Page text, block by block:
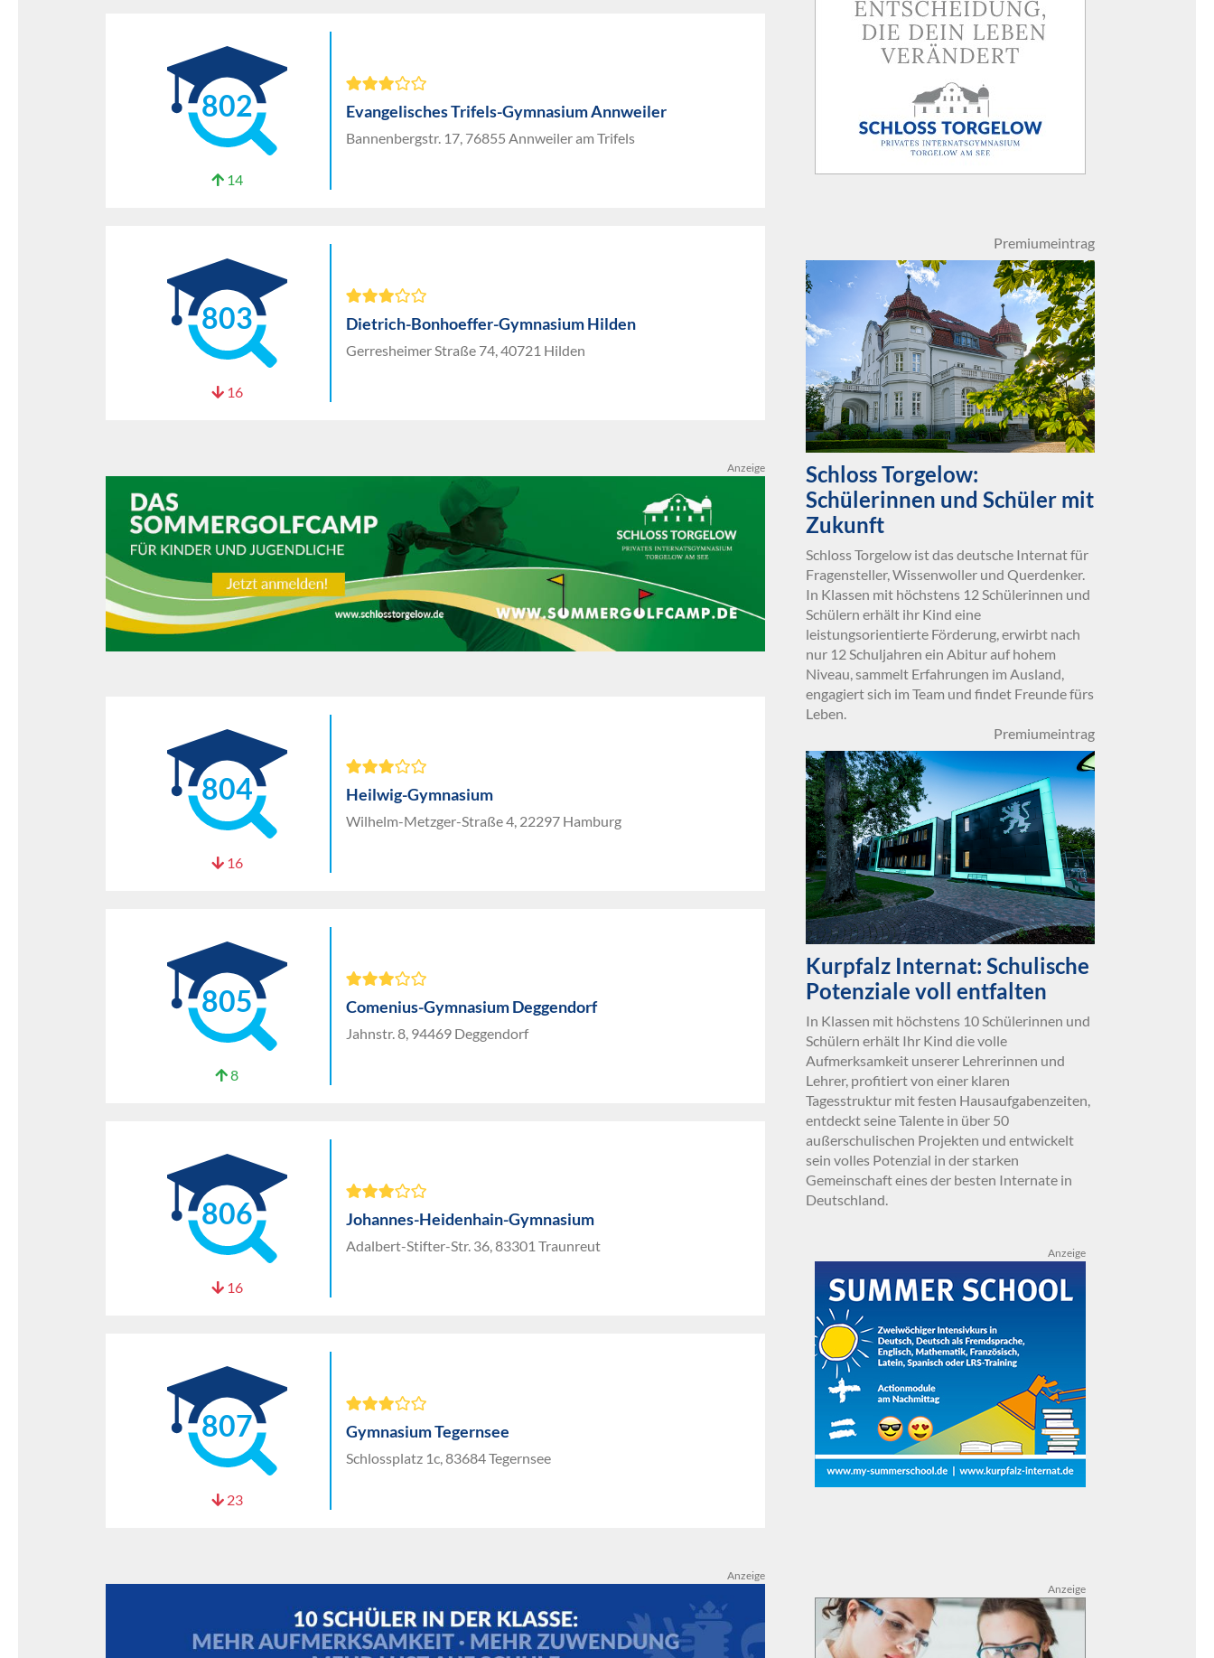
802
14
Evangelisches Trifels-Gymnasium Annweiler
Bannenbergstr. 17, 76855 Annweiler am Trifels
803
16
Dietrich-Bonhoeffer-Gymnasium Hilden
Gerresheimer Straße 74, 40721 Hilden
Anzeige
804
16
Heilwig-Gymnasium
Wilhelm-Metzger-Straße 4, 22297 Hamburg
805
8
Comenius-Gymnasium Deggendorf
Jahnstr. 8, 94469 Deggendorf
806
16
Johannes-Heidenhain-Gymnasium
Adalbert-Stifter-Str. 36, 83301 Traunreut
807
23
Gymnasium Tegernsee
Schlossplatz 1c, 83684 Tegernsee
Anzeige
Premiumeintrag
Schloss Torgelow:
Schülerinnen und Schüler mit
Zukunft
Schloss Torgelow ist das deutsche Internat für
Fragensteller, Wissenwoller und Querdenker.
In Klassen mit höchstens 12 Schülerinnen und
Schülern erhält ihr Kind eine
leistungsorientierte Förderung, erwirbt nach
nur 12 Schuljahren ein Abitur auf hohem
Niveau, sammelt Erfahrungen im Ausland,
engagiert sich im Team und findet Freunde fürs
Leben.
Premiumeintrag
Kurpfalz Internat: Schulische
Potenziale voll entfalten
In Klassen mit höchstens 10 Schülerinnen und
Schülern erhält Ihr Kind die volle
Aufmerksamkeit unserer Lehrerinnen und
Lehrer, profitiert von einer klaren
Tagesstruktur mit festen Hausaufgabenzeiten,
entdeckt seine Talente in über 50
außerschulischen Projekten und entwickelt
sein volles Potenzial in der starken
Gemeinschaft eines der besten Internate in
Deutschland.
Anzeige
Anzeige